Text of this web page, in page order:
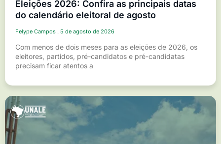
Eleições 2026: Confira as principais datas
do calendário eleitoral de agosto
Felype Campos 5 de agosto de 2026
Com menos de dois meses para as eleições de 2026, os
eleitores, partidos, pré-candidatos e pré-candidatas
precisam ficar atentos a